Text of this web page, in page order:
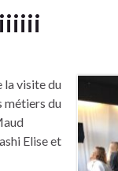
la visite du
métiers du
Elise et